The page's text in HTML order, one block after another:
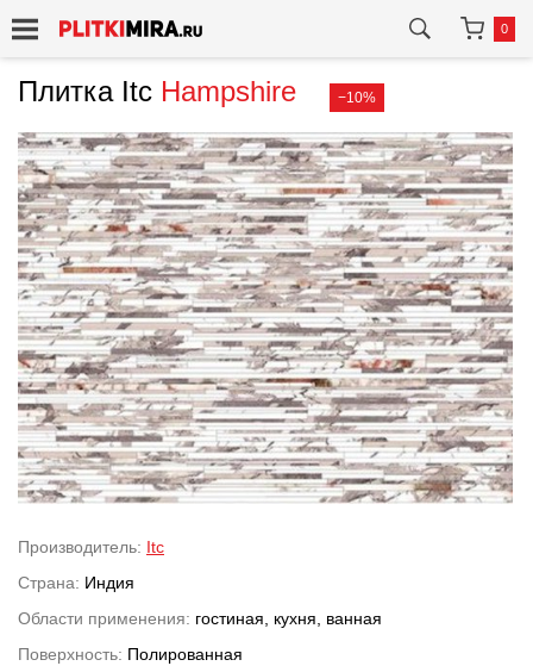
0
Плитка Itc Hampshire −10%
Производитель: Itc
Страна: Индия
Области применения: гостиная, кухня, ванная
Поверхность: Полированная